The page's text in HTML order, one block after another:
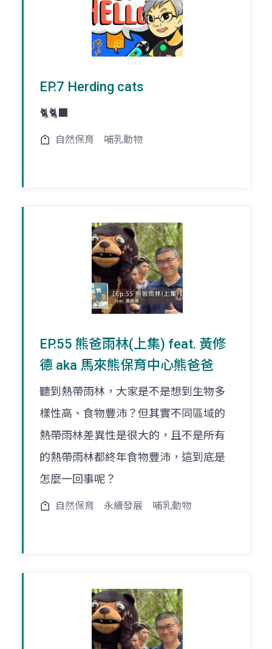
EP.7 Herding cats
🐈🐈‍⬛
自然保育 哺乳動物
EP.55 熊爸雨林(上集) feat. 黃修
德 aka 馬來熊保育中心熊爸爸
聽到熱帶雨林，大家是不是想到生物多
樣性高、食物豐沛？但其實不同區域的
熱帶雨林差異性是很大的，且不是所有
的熱帶雨林都終年食物豐沛，這到底是
怎麼一回事呢？
自然保育 永續發展 哺乳動物